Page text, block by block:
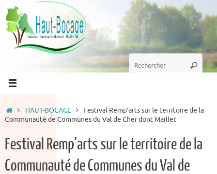
Passer
au
contenu
Recherche
pour
Accueil
HAUT-BOCAGE
Festival Remp’arts sur le territoire de la
Communauté de Communes du Val de Cher dont Maillet
Festival Remp’arts sur le territoire de la
Communauté de Communes du Val de